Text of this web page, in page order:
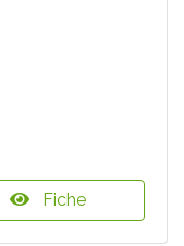
Fiche